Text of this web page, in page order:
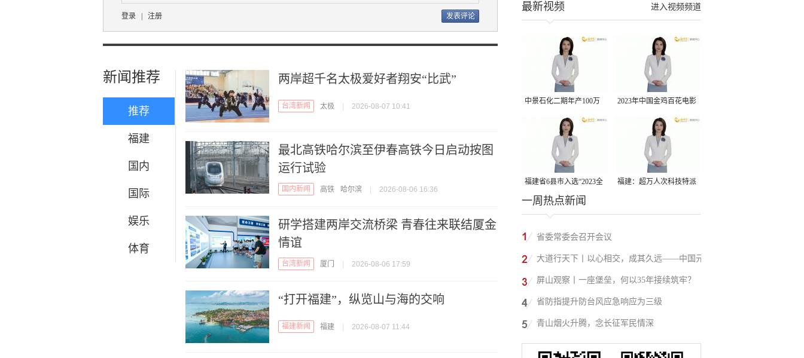
登录 注册
新闻推荐
推荐
福建
国内
国际
娱乐
体育
两岸超千名太极爱好者翔安“比武”
台湾新闻 太极 2026-08-07 10:41
最北高铁哈尔滨至伊春高铁今日启动按图
运行试验
国内新闻 高铁 哈尔滨 2026-08-06 16:36
研学搭建两岸交流桥梁 青春往来联结厦金
情谊
台湾新闻 厦门 2026-08-06 17:59
“打开福建”，纵览山与海的交响
福建新闻 福建 2026-08-07 11:44
题活动在龙岩长汀启动 阶段活动在福州举行
进入视频频道
最新视频
中景石化二期年产100万
吨丙烷脱氢项目建成中交
2023年中国金鸡百花电影
节有福电影巡展31日启动
福建省6县市入选“2023全
国县域发展潜力百强县”
福建：超万人次科技特派
一周热点新闻
省委常委会召开会议
大道行天下丨以心相交，成其久远——中国元
首外交的世界情怀与大国气派
屏山观察丨一座堡垒，何以35年接续筑牢？
省防指提升防台风应急响应为三级
青山烟火升腾，念长征军民情深